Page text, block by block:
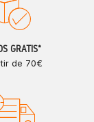
GRATIS*
de 70€